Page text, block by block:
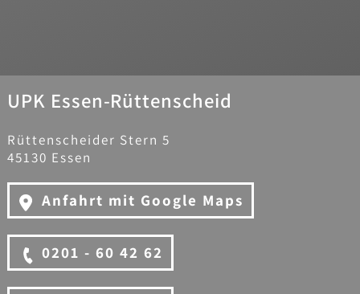
UPK Essen-Rüttenscheid
Rüttenscheider Stern 5
45130 Essen
Anfahrt mit Google Maps
0201 - 60 42 62